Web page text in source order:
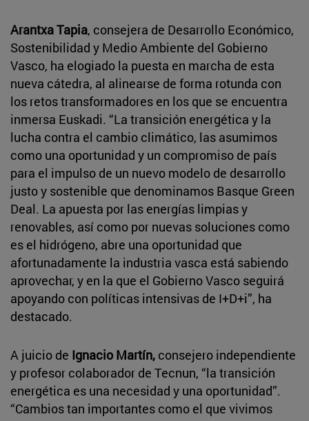
Arantxa Tapia, consejera de Desarrollo Económico,
Sostenibilidad y Medio Ambiente del Gobierno
Vasco, ha elogiado la puesta en marcha de esta
nueva cátedra, al alinearse de forma rotunda con
los retos transformadores en los que se encuentra
inmersa Euskadi. “La transición energética y la
lucha contra el cambio climático, las asumimos
como una oportunidad y un compromiso de país
para el impulso de un nuevo modelo de desarrollo
justo y sostenible que denominamos Basque Green
Deal. La apuesta por las energías limpias y
renovables, así como por nuevas soluciones como
es el hidrógeno, abre una oportunidad que
afortunadamente la industria vasca está sabiendo
aprovechar, y en la que el Gobierno Vasco seguirá
apoyando con políticas intensivas de I+D+i”, ha
destacado.
A juicio de Ignacio Martín, consejero independiente
y profesor colaborador de Tecnun, “la transición
energética es una necesidad y una oportunidad”.
“Cambios tan importantes como el que vivimos